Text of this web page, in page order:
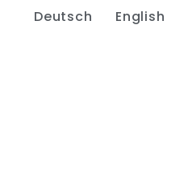
Deutsch English